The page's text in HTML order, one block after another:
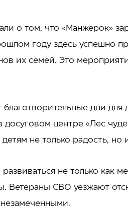
о том, что «Манжерок»
году здесь успешно
их семей. Это
дни
центре «Лес
не только радость,
не только как
Ветераны СВО уезжают
незамеченными.